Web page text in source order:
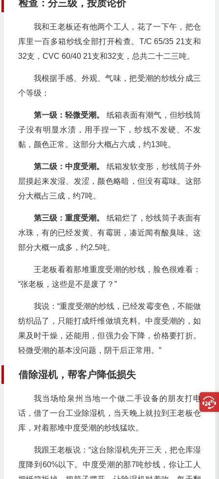
检查：分三级，按质论价
我和王老板还有他两个工人，花了一下午，把仓
库里一百多箱纱线全部打开检查。T/C 65/35 21支和
32支，CVC 60/40 21支和32支，总共二十二三吨。
我根据手感、外观、气味，把受潮的纱线分成三
个等级：
第一级：轻微受潮。
纸箱表面有潮气，但纱线筒
子没有明显水渍，用手捏一下，纱线不发硬、不发
黏，颜色正常。这部分大概占六成，约13吨。
第二级：中度受潮。
纸箱发软变形，纱线筒子外
层摸起来发湿、发涩，颜色略暗，但没有霉味。这部
分大概占三成，约7吨。
第三级：重度受潮。
纸箱烂了，纱线筒子表面有
水珠，有的已经发黄、有霉斑，凑近闻有酸臭味。这
部分大概一成多，约2.5吨。
王老板看着那堆重度受潮的纱线，脸色很难看：
“张老板，这些是不是废了？”
我说：“重度受潮的纱线，已经发霉变色，不能做
纺织品了，只能打成纤维做填充料。中度受潮的，如
果及时干燥，还能用，但强力会下降，价格要打折。
轻微受潮的基本没问题，阴干后正常用。”
借除湿机，帮客户降低损失
我当场给泉州当地一个做二手设备的朋友打电
话，借了一台工业除湿机，当天晚上就拉到王老板仓
库，对着那堆中度受潮的纱线猛吹。
我跟王老板说：“这台除湿机先开三天，把仓库湿
度降到60%以下。中度受潮的那7吨纱线，你让工人